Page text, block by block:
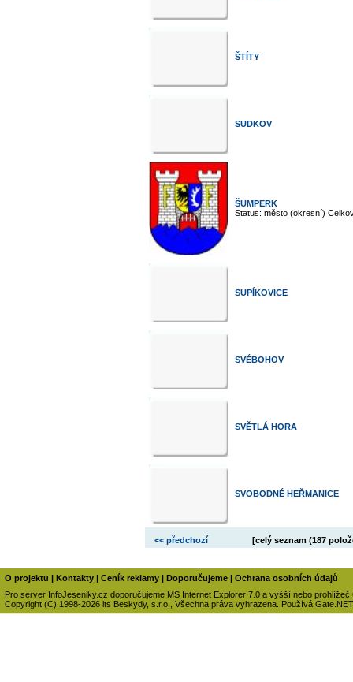
ŠTÍTY
SUDKOV
ŠUMPERK
Status: město (okresní)
SUPÍKOVICE
SVÉBOHOV
SVĚTLÁ HORA
SVOBODNÉ HEŘMANICE
<< předchozí [celý seznam (187
O projektu | Kontakty | Ceník reklamy | Doporučujeme | Ochrana osobních údajů
Pro server InfoJeseniky.cz doporučujeme MS Internet Explorer 7.0 a vyšší nebo prohlížeč
Copyright (C) 1998-2026 its Beskydy, s.r.o., Všechna práva vyhrazena. Používá